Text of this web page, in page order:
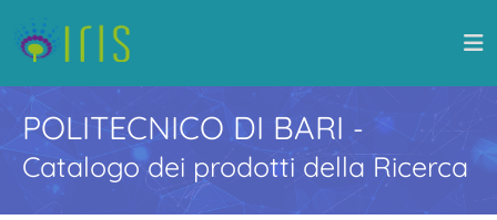
POLITECNICO DI BARI -
Catalogo dei prodotti della Ricerca